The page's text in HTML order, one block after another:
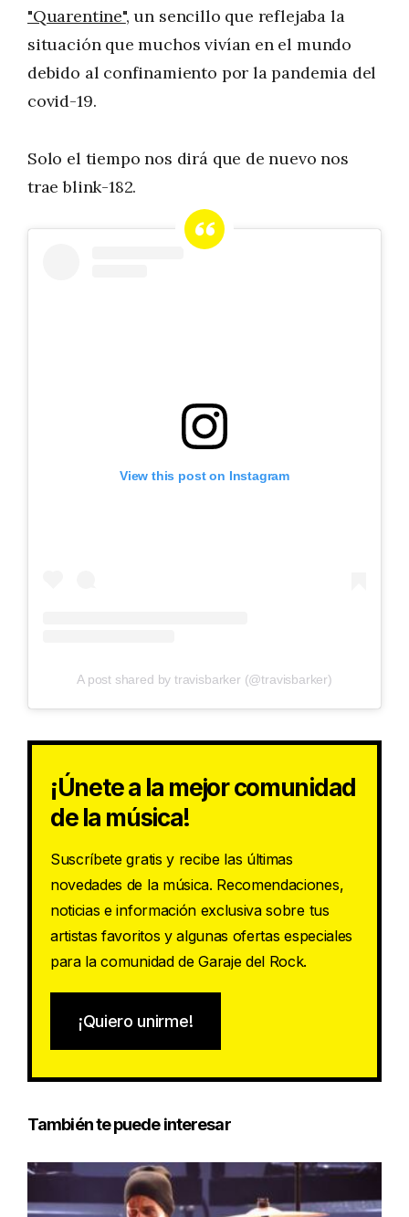
"Quarentine", un sencillo que reflejaba la
situación que muchos vivían en el mundo
debido al confinamiento por la pandemia del
covid-19.
Solo el tiempo nos dirá que de nuevo nos
trae blink-182.
View this post on Instagram
A post shared by travisbarker (@travisbarker)
¡Únete a la mejor comunidad
de la música!
Suscríbete gratis y recibe las últimas
novedades de la música. Recomendaciones,
noticias e información exclusiva sobre tus
artistas favoritos y algunas ofertas especiales
para la comunidad de Garaje del Rock.
¡Quiero unirme!
También te puede interesar